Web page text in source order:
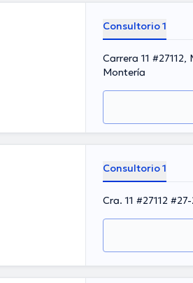
Consultorio 1
Carrera 11
Montería
Consultorio 1
Cra. 11 #27112